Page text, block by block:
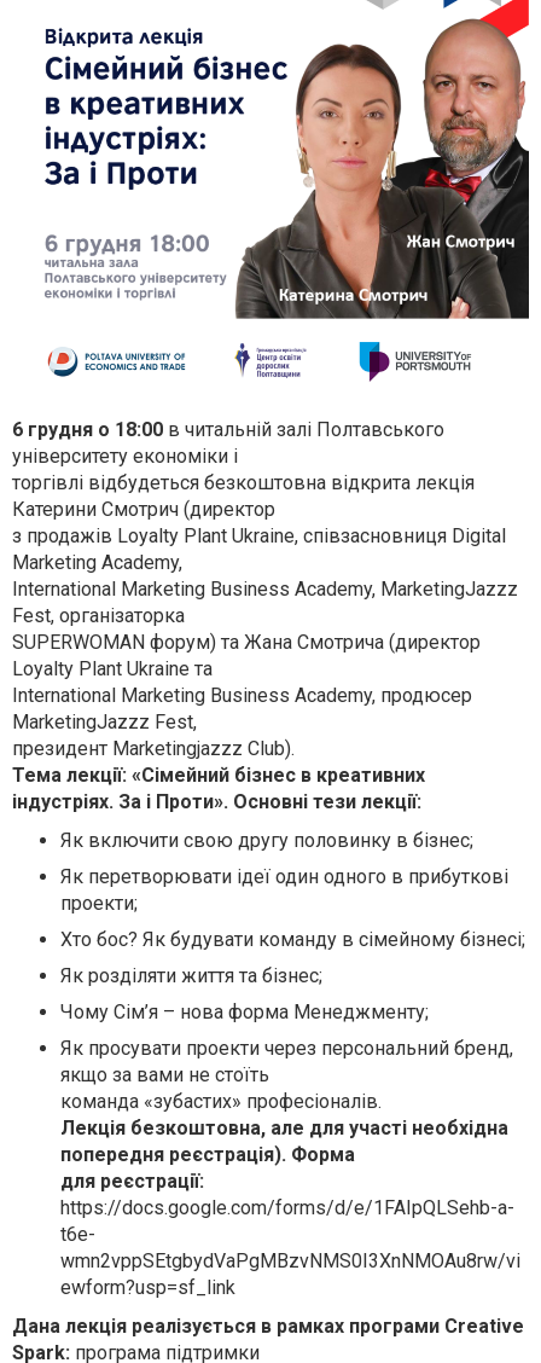
6 грудня о 18:00 в читальній залі Полтавського
університету економіки і
торгівлі відбудеться безкоштовна відкрита лекція
Катерини Смотрич (директор
з продажів Loyalty Plant Ukraine, співзасновниця Digital
Marketing Academy,
International Marketing Business Academy, MarketingJazzz
Fest, організаторка
SUPERWOMAN форум) та Жана Смотрича (директор
Loyalty Plant Ukraine та
International Marketing Business Academy, продюсер
MarketingJazzz Fest,
президент Marketingjazzz Club).
Тема лекції: «Сімейний бізнес в креативних
індустріях. За і Проти». Основні тези лекції:
Як включити свою другу половинку в бізнес;
Як перетворювати ідеї один одного в прибуткові
проекти;
Хто бос? Як будувати команду в сімейному бізнесі;
Як розділяти життя та бізнес;
Чому Сім’я – нова форма Менеджменту;
Як просувати проекти через персональний бренд,
якщо за вами не стоїть
команда «зубастих» професіоналів.
Лекція безкоштовна, але для участі необхідна
попередня реєстрація). Форма
для реєстрації:
https://docs.google.com/forms/d/e/1FAIpQLSehb-a-
t6e-
wmn2vppSEtgbydVaPgMBzvNMS0I3XnNMOAu8rw/vi
ewform?usp=sf_link
Дана лекція реалізується в рамках програми Creative
Spark: програма підтримки